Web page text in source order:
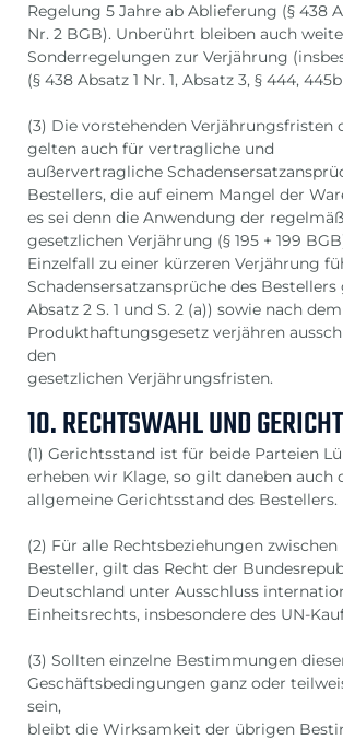
Regelung 5 Jahre ab Ablieferung (§ 438
Nr. 2 BGB). Unberührt bleiben auch
Sonderregelungen zur Verjährung
(§ 438 Absatz 1 Nr. 1, Absatz 3, § 444,
(3) Die vorstehenden Verjährungsfristen
gelten auch für vertragliche und
außervertragliche
Bestellers, die auf einem Mangel der
es sei denn die Anwendung der
gesetzlichen Verjährung (§ 195 + 199
Einzelfall zu einer kürzeren Verjährung
Schadensersatzansprüche des Bestellers
Absatz 2 S. 1 und S. 2 (a)) sowie nach dem
Produkthaftungsgesetz verjähren
den
gesetzlichen Verjährungsfristen.
10. RECHTSWAHL UND
(1) Gerichtsstand ist für beide Parteien
erheben wir Klage, so gilt daneben auch
allgemeine Gerichtsstand des Bestellers.
(2) Für alle Rechtsbeziehungen
Besteller, gilt das Recht der
Deutschland unter Ausschluss
Einheitsrechts, insbesondere des UN-
(3) Sollten einzelne Bestimmungen
Geschäftsbedingungen ganz oder
sein,
bleibt die Wirksamkeit der übrigen